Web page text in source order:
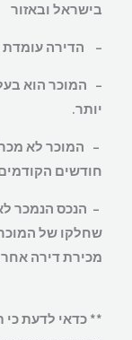
בישראל ובאזור
– הדירה עומדת
יותר.
חודשים הקודמים.
– הנכס הנמכר לא
שחלקו של המוכר
מכירת דירה
** כדאי לדעת כי